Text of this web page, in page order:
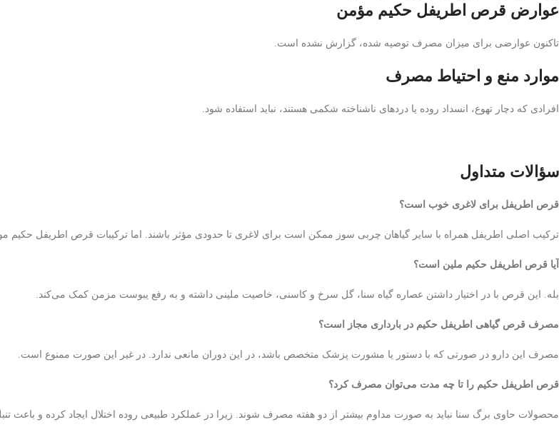
عوارض قرص اطریفل حکیم مؤمن
تاکنون عوارضی برای میزان مصرف توصیه شده، گزارش نشده است.
موارد منع و احتیاط مصرف
افرادی که دچار تهوع، انسداد روده یا دردهای ناشناخته شکمی هستند، نباید استفاده شود.
سؤالات متداول
قرص اطریفل برای لاغری خوب است؟
ترکیب اصلی اطریفل همراه با سایر گیاهان چربی سوز ممکن است برای لاغری تا حدودی مؤثر باشند. اما ترکیبات قرص اطریفل حکیم
آیا قرص اطریفل حکیم ملین است؟
بله. این قرص با در اختیار داشتن عصاره گیاه سنا، گل سرخ و کاسنی، خاصیت ملینی داشته و به رفع یبوست مزمن کمک می‌کند.
مصرف قرص گیاهی اطریفل حکیم در بارداری مجاز است؟
مصرف این دارو در صورتی که با دستور یا مشورت پزشک متخصص باشد، در این دوران مانعی ندارد. در غیر این صورت ممنوع است.
قرص اطریفل حکیم را تا چه مدت می‌توان مصرف کرد؟
محصولات حاوی برگ سنا نباید به صورت مداوم بیشتر از دو هفته مصرف شوند. زیرا در عملکرد طبیعی روده اختلال ایجاد کرده و